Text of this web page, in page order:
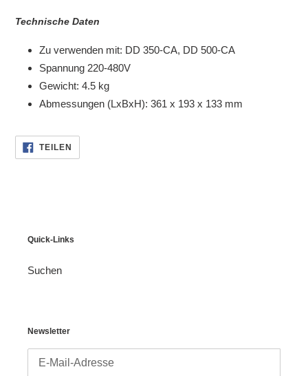
Technische Daten
Zu verwenden mit: DD 350-CA, DD 500-CA
Spannung 220-480V
Gewicht: 4.5 kg
Abmessungen (LxBxH): 361 x 193 x 133 mm
TEILEN
TEILEN
Quick-Links
Suchen
Newsletter